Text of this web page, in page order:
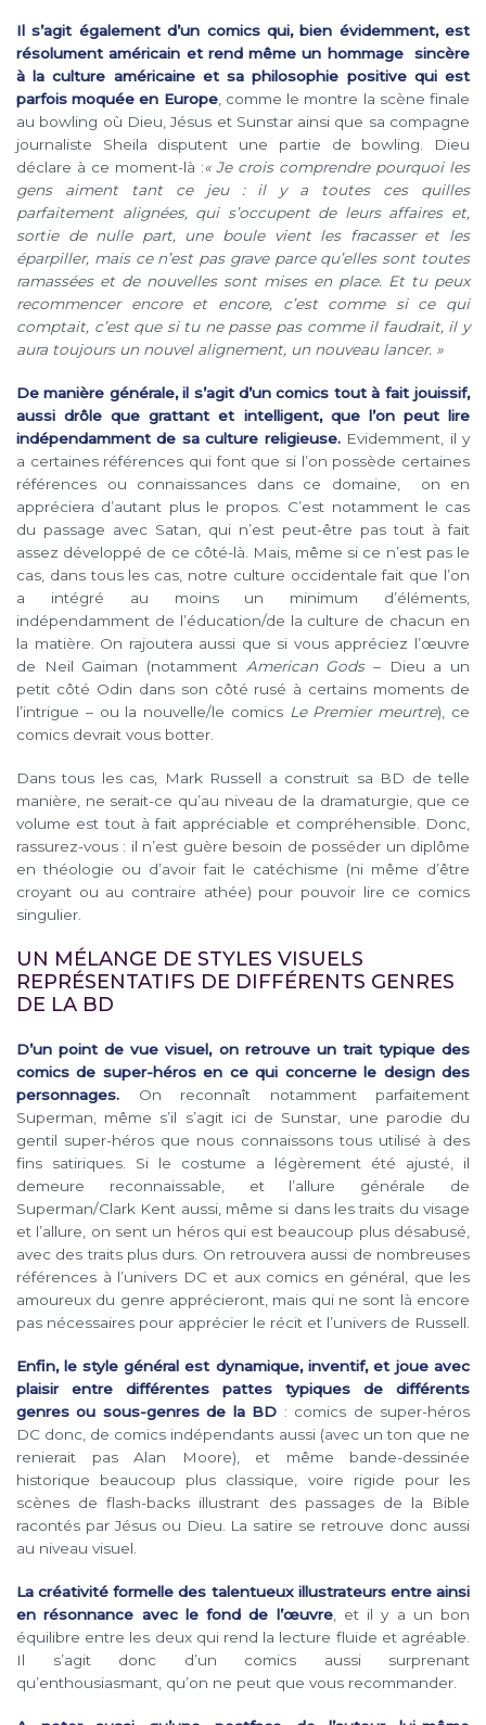
Il s’agit également d’un comics qui, bien évidemment, est
résolument américain et rend même un hommage sincère
à la culture américaine et sa philosophie positive qui est
parfois moquée en Europe, comme le montre la scène finale
au bowling où Dieu, Jésus et Sunstar ainsi que sa compagne
journaliste Sheila disputent une partie de bowling. Dieu
déclare à ce moment-là :« Je crois comprendre pourquoi les
gens aiment tant ce jeu : il y a toutes ces quilles
parfaitement alignées, qui s’occupent de leurs affaires et,
sortie de nulle part, une boule vient les fracasser et les
éparpiller, mais ce n’est pas grave parce qu’elles sont toutes
ramassées et de nouvelles sont mises en place. Et tu peux
recommencer encore et encore, c’est comme si ce qui
comptait, c’est que si tu ne passe pas comme il faudrait, il y
aura toujours un nouvel alignement, un nouveau lancer. »
De manière générale, il s’agit d’un comics tout à fait jouissif,
aussi drôle que grattant et intelligent, que l’on peut lire
indépendamment de sa culture religieuse.Evidemment, il y
a certaines références qui font que si l’on possède certaines
références ou connaissances dans ce domaine, on en
appréciera d’autant plus le propos. C’est notamment le cas
du passage avec Satan, qui n’est peut-être pas tout à fait
assez développé de ce côté-là. Mais, même si ce n’est pas le
cas, dans tous les cas, notre culture occidentale fait que l’on
a intégré au moins un minimum d’éléments,
indépendamment de l’éducation/de la culture de chacun en
la matière. On rajoutera aussi que si vous appréciez l’œuvre
de Neil Gaiman (notamment American Gods– Dieu a un
petit côté Odin dans son côté rusé à certains moments de
l’intrigue – ou la nouvelle/le comics Le Premier meurtre), ce
comics devrait vous botter.
Dans tous les cas, Mark Russell a construit sa BD de telle
manière, ne serait-ce qu’au niveau de la dramaturgie, que ce
volume est tout à fait appréciable et compréhensible. Donc,
rassurez-vous : il n’est guère besoin de posséder un diplôme
en théologie ou d’avoir fait le catéchisme (ni même d’être
croyant ou au contraire athée) pour pouvoir lire ce comics
singulier.
UN MÉLANGE DE STYLES VISUELS
REPRÉSENTATIFS DE DIFFÉRENTS GENRES
DE LA BD
D’un point de vue visuel, on retrouve un trait typique des
comics de super-héros en ce qui concerne le design des
personnages. On reconnaît notamment parfaitement
Superman, même s’il s’agit ici de Sunstar, une parodie du
gentil super-héros que nous connaissons tous utilisé à des
fins satiriques. Si le costume a légèrement été ajusté, il
demeure reconnaissable, et l’allure générale de
Superman/Clark Kent aussi, même si dans les traits du visage
et l’allure, on sent un héros qui est beaucoup plus désabusé,
avec des traits plus durs. On retrouvera aussi de nombreuses
références à l’univers DC et aux comics en général, que les
amoureux du genre apprécieront, mais qui ne sont là encore
pas nécessaires pour apprécier le récit et l’univers de Russell.
Enfin, le style général est dynamique, inventif, et joue avec
plaisir entre différentes pattes typiques de différents
genres ou sous-genres de la BD : comics de super-héros
DC donc, de comics indépendants aussi (avec un ton que ne
renierait pas Alan Moore), et même bande-dessinée
historique beaucoup plus classique, voire rigide pour les
scènes de flash-backs illustrant des passages de la Bible
racontés par Jésus ou Dieu. La satire se retrouve donc aussi
au niveau visuel.
La créativité formelle des talentueux illustrateurs entre ainsi
en résonnance avec le fond de l’œuvre, et il y a un bon
équilibre entre les deux qui rend la lecture fluide et agréable.
Il s’agit donc d’un comics aussi surprenant
qu’enthousiasmant, qu’on ne peut que vous recommander.